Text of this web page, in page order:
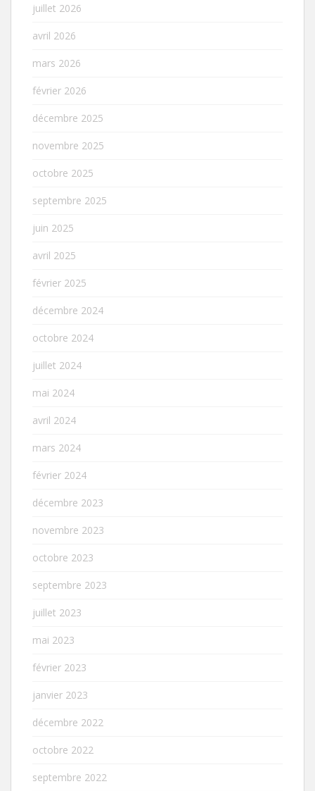
juillet 2026
avril 2026
mars 2026
février 2026
décembre 2025
novembre 2025
octobre 2025
septembre 2025
juin 2025
avril 2025
février 2025
décembre 2024
octobre 2024
juillet 2024
mai 2024
avril 2024
mars 2024
février 2024
décembre 2023
novembre 2023
octobre 2023
septembre 2023
juillet 2023
mai 2023
février 2023
janvier 2023
décembre 2022
octobre 2022
septembre 2022